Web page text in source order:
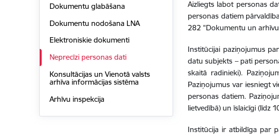
Dokumentu glabāšana
Dokumentu nodošana LNA
Elektroniskie dokumenti
Neprecīzi personas dati
Konsultācijas un Vienotā valsts
arhīva informācijas sistēma
Arhīvu inspekcija
Aizliegts labot personas
personas datiem
282 "Dokumentu un
Institūcijai paziņojumus
datu subjekts – pati
skaitā radinieki).
Paziņojumus var iesniegt
personas datiem.
lietvedībā) un īslaicīgi (līdz
Institūcija ir atbildīga par